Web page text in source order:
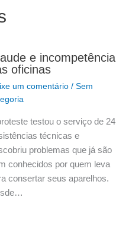
e incompetência
oficinas
um comentário / Sem
testou o serviço de 24
técnicas e
problemas que já são
conhecidos por quem leva
consertar seus aparelhos.